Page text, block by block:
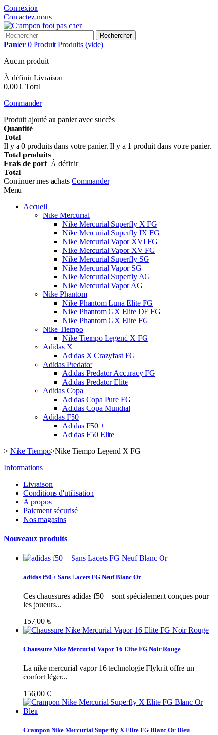
Connexion
Contactez-nous
Rechercher
Panier 0 Produit Produits (vide)
Aucun produit
À définirLivraison
0,00 € Total
Commander
Produit ajouté au panier avec succès
Quantité
Total
Il y a 0 produits dans votre panier. Il y a 1 produit dans votre panier.
Total produits
Frais de port À définir
Total
Continuer mes achats Commander
Menu
Accueil
Nike Mercurial
Nike Mercurial Superfly X FG
Nike Mercurial Superfly IX FG
Nike Mercurial Vapor XVI FG
Nike Mercurial Vapor XV FG
Nike Mercurial Superfly SG
Nike Mercurial Vapor SG
Nike Mercurial Superfly AG
Nike Mercurial Vapor AG
Nike Phantom
Nike Phantom Luna Elite FG
Nike Phantom GX Elite DF FG
Nike Phantom GX Elite FG
Nike Tiempo
Nike Tiempo Legend X FG
Adidas X
Adidas X Crazyfast FG
Adidas Predator
Adidas Predator Accuracy FG
Adidas Predator Elite
Adidas Copa
Adidas Copa Pure FG
Adidas Copa Mundial
Adidas F50
Adidas F50 +
Adidas F50 Elite
> Nike Tiempo>Nike Tiempo Legend X FG
Informations
Livraison
Conditions d'utilisation
A propos
Paiement sécurisé
Nos magasins
Nouveaux produits
adidas f50 + Sans Lacets FG Neuf Blanc Or
Ces chaussures adidas f50 + sont spécialement conçues pour
les joueurs...
157,00 €
Chaussure Nike Mercurial Vapor 16 Elite FG Noir Rouge
La nike mercurial vapor 16 technologie Flyknit offre un
confort léger...
156,00 €
Crampon Nike Mercurial Superfly X Elite FG Blanc Or Bleu